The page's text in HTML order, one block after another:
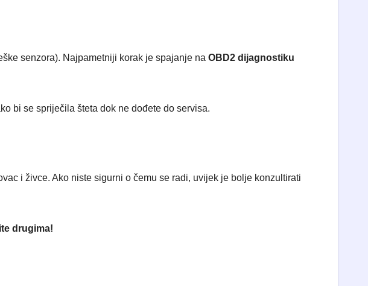
senzora). Najpametniji korak je spajanje na OBD2 dijagnostiku
bi se spriječila šteta dok ne dođete do servisa.
i živce. Ako niste sigurni o čemu se radi, uvijek je bolje konzultirati
drugima!